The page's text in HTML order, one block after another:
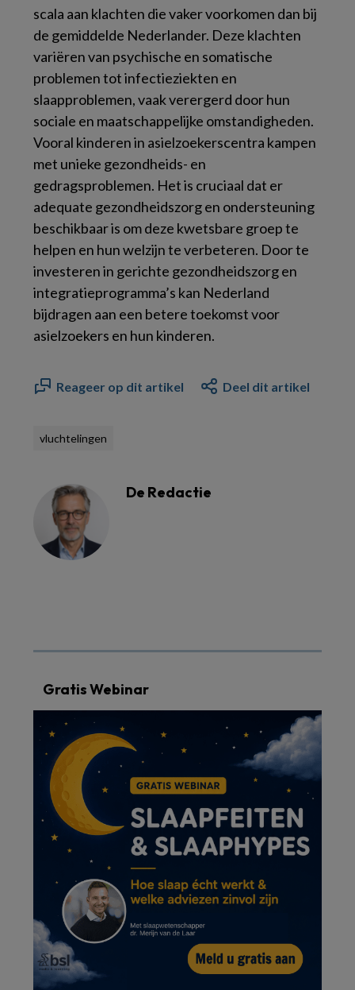
scala aan klachten die vaker voorkomen dan bij
de gemiddelde Nederlander. Deze klachten
variëren van psychische en somatische
problemen tot infectieziekten en
slaapproblemen, vaak verergerd door hun
sociale en maatschappelijke omstandigheden.
Vooral kinderen in asielzoekerscentra kampen
met unieke gezondheids- en
gedragsproblemen. Het is cruciaal dat er
adequate gezondheidszorg en ondersteuning
beschikbaar is om deze kwetsbare groep te
helpen en hun welzijn te verbeteren. Door te
investeren in gerichte gezondheidszorg en
integratieprogramma’s kan Nederland
bijdragen aan een betere toekomst voor
asielzoekers en hun kinderen.
Reageer op dit artikel Deel dit artikel
vluchtelingen
De Redactie
Gratis Webinar